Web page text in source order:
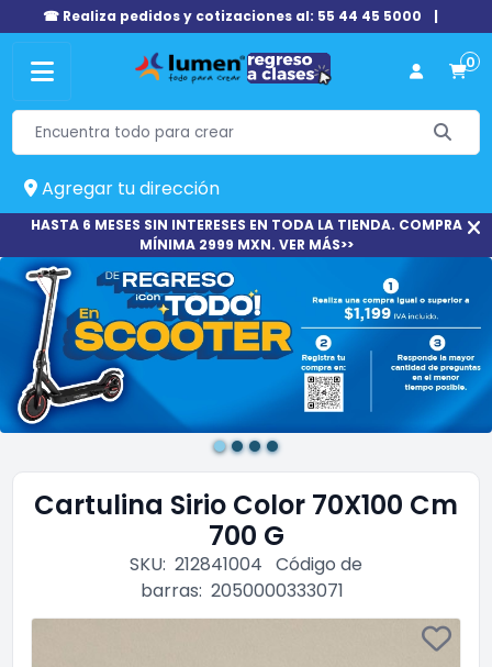
☎ Realiza pedidos y cotizaciones al: 55 44 45 5000 |
0
Agregar tu dirección
HASTA 6 MESES SIN INTERESES EN TODA LA TIENDA. COMPRA
MÍNIMA 2999 MXN. VER MÁS>>
Cartulina Sirio Color 70X100 Cm
700 G
SKU: 212841004 Código de
barras: 2050000333071